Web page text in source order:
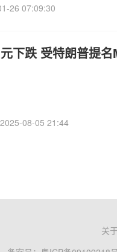
26 07:09:30
下跌 受特朗普提
2025-08-05 21:44
关